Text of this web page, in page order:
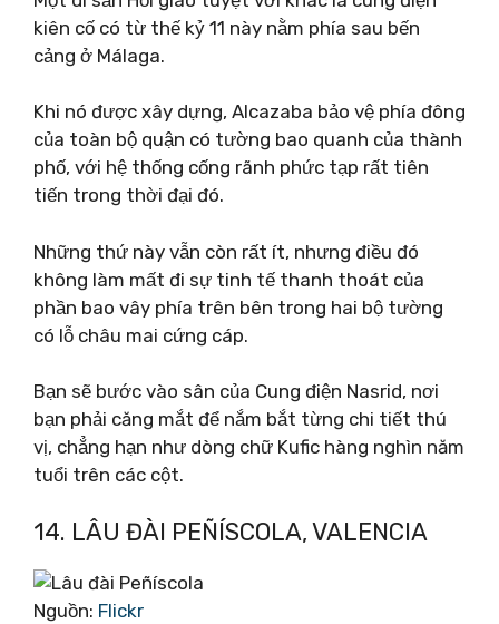
kiên cố có từ thế kỷ 11 này nằm phía sau bến
cảng ở Málaga.
Khi nó được xây dựng, Alcazaba bảo vệ phía đông
của toàn bộ quận có tường bao quanh của thành
phố, với hệ thống cống rãnh phức tạp rất tiên
tiến trong thời đại đó.
Những thứ này vẫn còn rất ít, nhưng điều đó
không làm mất đi sự tinh tế thanh thoát của
phần bao vây phía trên bên trong hai bộ tường
có lỗ châu mai cứng cáp.
Bạn sẽ bước vào sân của Cung điện Nasrid, nơi
bạn phải căng mắt để nắm bắt từng chi tiết thú
vị, chẳng hạn như dòng chữ Kufic hàng nghìn năm
tuổi trên các cột.
14. LÂU ĐÀI PEÑÍSCOLA, VALENCIA
Nguồn: Flickr